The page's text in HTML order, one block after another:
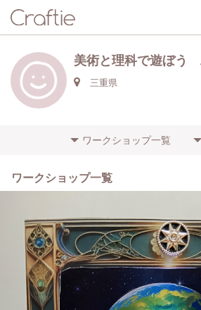
美術と理科で遊ぼう
三重県
ワークショップ一覧
ワークショップ一覧